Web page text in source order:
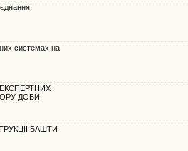
системах на
ДОБИ
БАШТИ